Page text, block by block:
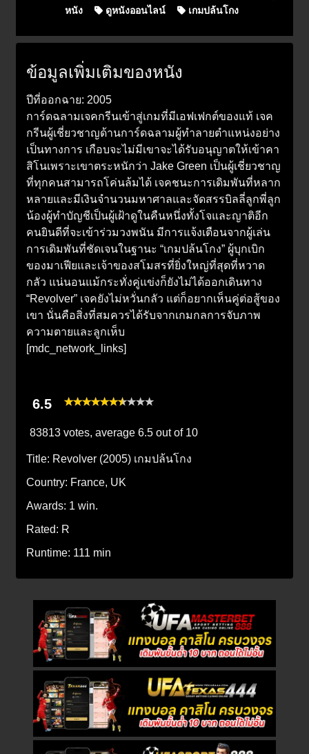
หนัง
ดูหนังออนไลน์ เกมปล้นโกง
ข้อมูลเพิ่มเติมของหนัง
ปีที่ออกฉาย: 2005
การ์ดฉลามเจคกรีนเข้าสู่เกมที่มีเอฟเฟกต์ของแท้ เจค
กรีนผู้เชี่ยวชาญด้านการ์ดฉลามผู้ทำลายตำแหน่งอย่าง
เป็นทางการ เกือบจะไม่มีเขาจะได้รับอนุญาตให้เข้าคา
สิโนเพราะเขาตระหนักว่า Jake Green เป็นผู้เชี่ยวชาญ
ที่ทุกคนสามารถโค่นล้มได้ เจคชนะการเดิมพันที่หลาก
หลายและมีเงินจำนวนมหาศาลและจัดสรรบิลลี่ลูกพี่ลูก
น้องผู้ทำบัญชีเป็นผู้เฝ้าดูในคืนหนึ่งทั้งโจและญาติอีก
คนยินดีที่จะเข้าร่วมวงพนัน มีการแจ้งเตือนจากผู้เล่น
การเดิมพันที่ชัดเจนในฐานะ “เกมปล้นโกง” ผู้บุกเบิก
ของมาเฟียและเจ้าของสโมสรที่ยิ่งใหญ่ที่สุดที่หวาด
กลัว แน่นอนแม้กระทั่งคู่แข่งก็ยังไม่ได้ออกเดินทาง
“Revolver” เจคยังไม่หวั่นกลัว แต่ก็อยากเห็นคู่ต่อสู้ของ
เขา นั่นคือสิ่งที่สมควรได้รับจากเกมกลการจับภาพ
ความตายและลูกเห็บ
[mdc_network_links]
6.5
83813 votes, average 6.5 out of 10
Title: Revolver (2005) เกมปล้นโกง
Country: France, UK
Awards: 1 win.
Rated: R
Runtime: 111 min